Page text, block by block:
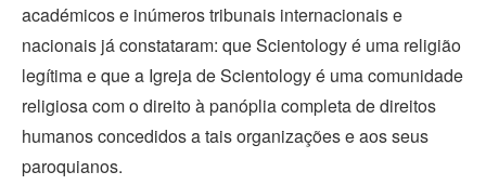
académicos e inúmeros tribunais internacionais e
nacionais já constataram: que Scientology é uma religião
legítima e que a Igreja de Scientology é uma comunidade
religiosa com o direito à panóplia completa de direitos
humanos concedidos a tais organizações e aos seus
paroquianos.